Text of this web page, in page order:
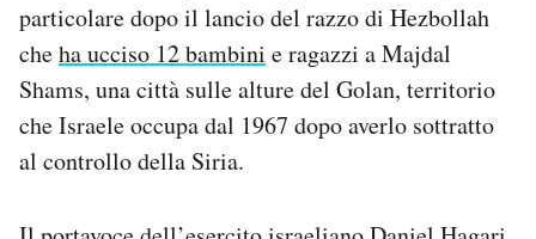
particolare dopo il lancio del razzo di Hezbollah
cheha ucciso 12 bambini e ragazzi a Majdal
Shams, una città sulle alture del Golan, territorio
che Israele occupa dal 1967 dopo averlo sottratto
al controllo della Siria.